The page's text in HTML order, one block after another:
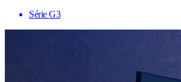
Série G3